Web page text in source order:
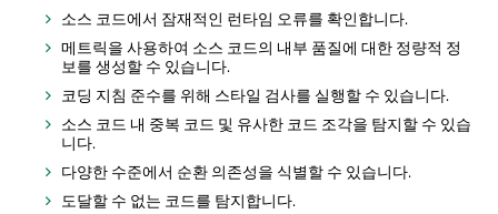
소스 코드에서 잠재적인 런타임 오류를 확인합니다.
메트릭을 사용하여 소스 코드의 내부 품질에 대한 정량적 정
보를 생성할 수 있습니다.
코딩 지침 준수를 위해 스타일 검사를 실행할 수 있습니다.
소스 코드 내 중복 코드 및 유사한 코드 조각을 탐지할 수 있습
니다.
다양한 수준에서 순환 의존성을 식별할 수 있습니다.
도달할 수 없는 코드를 탐지합니다.